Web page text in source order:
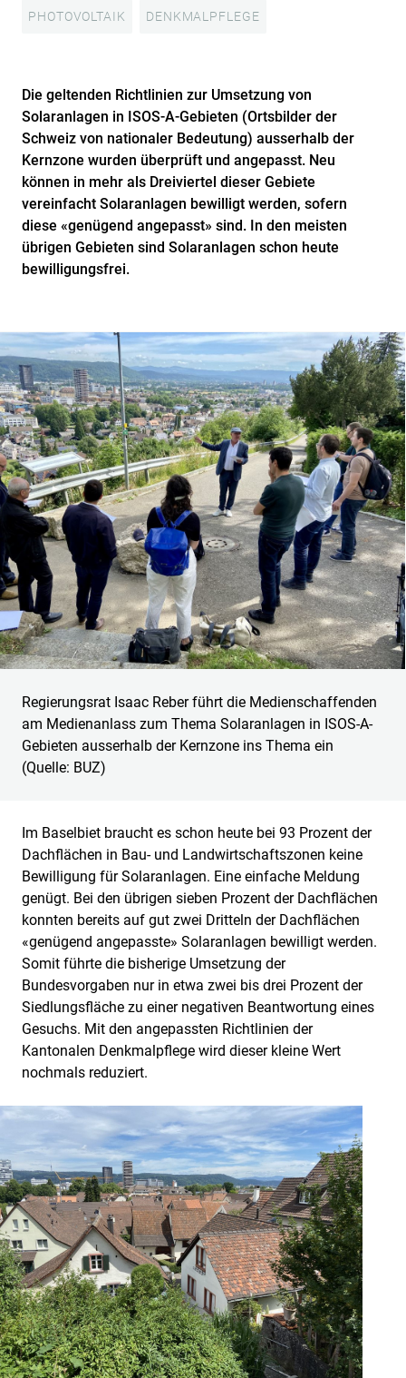
PHOTOVOLTAIK DENKMALPFLEGE
Die geltenden Richtlinien zur Umsetzung von
Solaranlagen in ISOS-A-Gebieten (Ortsbilder der
Schweiz von nationaler Bedeutung) ausserhalb der
Kernzone wurden überprüft und angepasst. Neu
können in mehr als Dreiviertel dieser Gebiete
vereinfacht Solaranlagen bewilligt werden, sofern
diese «genügend angepasst» sind. In den meisten
übrigen Gebieten sind Solaranlagen schon heute
bewilligungsfrei.
Regierungsrat Isaac Reber führt die Medienschaffenden
am Medienanlass zum Thema Solaranlagen in ISOS-A-
Gebieten ausserhalb der Kernzone ins Thema ein
(Quelle: BUZ)
Im Baselbiet braucht es schon heute bei 93 Prozent der
Dachflächen in Bau- und Landwirtschaftszonen keine
Bewilligung für Solaranlagen. Eine einfache Meldung
genügt. Bei den übrigen sieben Prozent der Dachflächen
konnten bereits auf gut zwei Dritteln der Dachflächen
«genügend angepasste» Solaranlagen bewilligt werden.
Somit führte die bisherige Umsetzung der
Bundesvorgaben nur in etwa zwei bis drei Prozent der
Siedlungsfläche zu einer negativen Beantwortung eines
Gesuchs. Mit den angepassten Richtlinien der
Kantonalen Denkmalpflege wird dieser kleine Wert
nochmals reduziert.